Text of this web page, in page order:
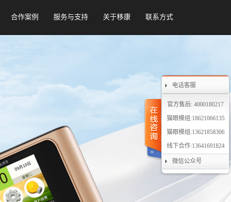
电话客服
官方售后: 4000180217
猫眼模组:18621066135
猫眼模组:13621858306
线下合作:13641691824
微信公众号
合作案例 服务与支持 关于移康 联系方式